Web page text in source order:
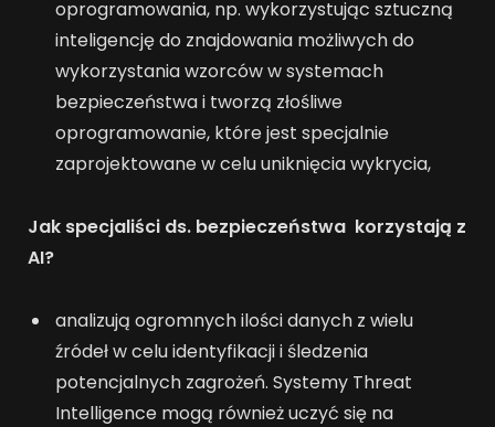
oprogramowania, np. wykorzystując sztuczną
inteligencję do znajdowania możliwych do
wykorzystania wzorców w systemach
bezpieczeństwa i tworzą złośliwe
oprogramowanie, które jest specjalnie
zaprojektowane w celu uniknięcia wykrycia,
Jak specjaliści ds. bezpieczeństwa korzystają z
AI?
analizują ogromnych ilości danych z wielu
źródeł w celu identyfikacji i śledzenia
potencjalnych zagrożeń. Systemy Threat
Intelligence mogą również uczyć się na